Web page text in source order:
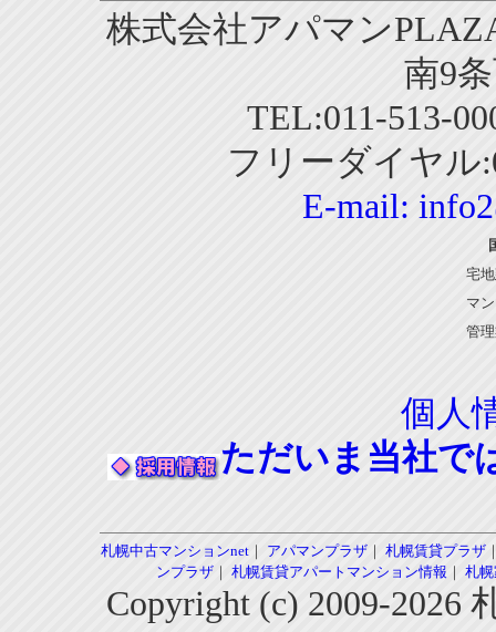
株式会社アパマン
南9
TEL:011-513-
フリーダイヤル
E-mail:
宅
マ
管
個人
ただいま当社で
札幌中古マンションnet｜ アパマンプラザ｜ 札幌賃貸プラザ
ンプラザ｜ 札幌賃貸アパートマンション情報 ｜ 札
Copyright (c) 2009-2026